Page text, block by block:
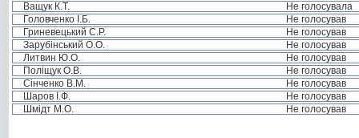
Ващук К.Т.
Не голосувала
Головченко І.Б.
Не голосував
Гриневецький С.Р.
Не голосував
Зарубінський О.О.
Не голосував
Литвин Ю.О.
Не голосував
Поліщук О.В.
Не голосував
Сінченко В.М.
Не голосував
Шаров І.Ф.
Не голосував
Шмідт М.О.
Не голосував